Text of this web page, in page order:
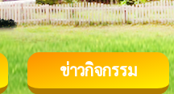
ข่าวกิจกรรม